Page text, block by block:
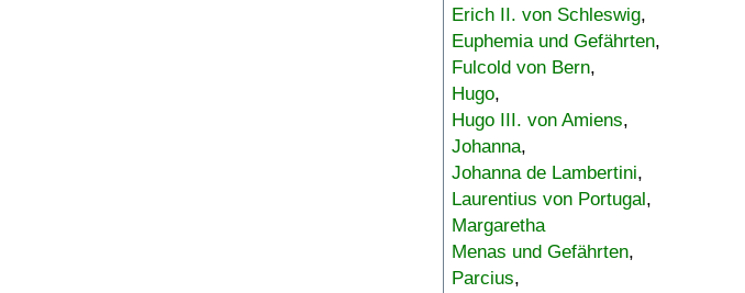
Erich II. von Schleswig,
Euphemia und Gefährten,
Fulcold von Bern,
Hugo,
Hugo III. von Amiens,
Johanna,
Johanna de Lambertini,
Laurentius von Portugal,
Margaretha
Menas und Gefährten,
Parcius,